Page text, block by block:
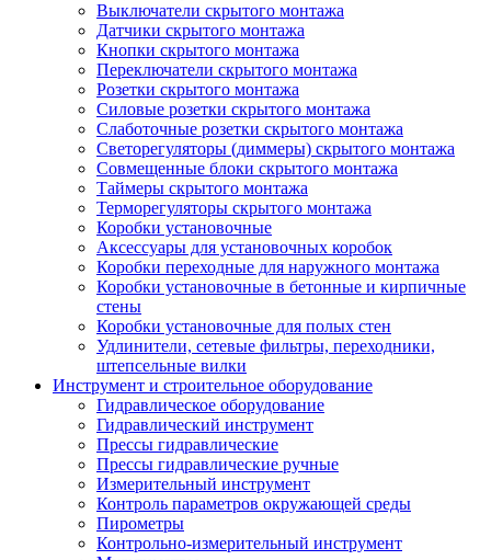
Выключатели скрытого монтажа
Датчики скрытого монтажа
Кнопки скрытого монтажа
Переключатели скрытого монтажа
Розетки скрытого монтажа
Силовые розетки скрытого монтажа
Слаботочные розетки скрытого монтажа
Светорегуляторы (диммеры) скрытого монтажа
Совмещенные блоки скрытого монтажа
Таймеры скрытого монтажа
Терморегуляторы скрытого монтажа
Коробки установочные
Аксессуары для установочных коробок
Коробки переходные для наружного монтажа
Коробки установочные в бетонные и кирпичные
стены
Коробки установочные для полых стен
Удлинители, сетевые фильтры, переходники,
штепсельные вилки
Инструмент и строительное оборудование
Гидравлическое оборудование
Гидравлический инструмент
Прессы гидравлические
Прессы гидравлические ручные
Измерительный инструмент
Контроль параметров окружающей среды
Пирометры
Контрольно-измерительный инструмент